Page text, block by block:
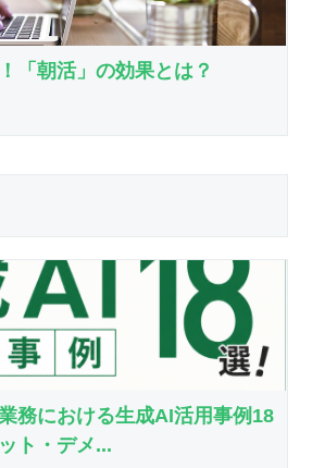
「朝活」の効果とは？
務における生成AI活用事例18
ト・デメ...